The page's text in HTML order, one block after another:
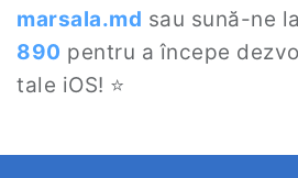
marsala.md sau sună-ne la
890 pentru a începe
tale iOS! ⭐